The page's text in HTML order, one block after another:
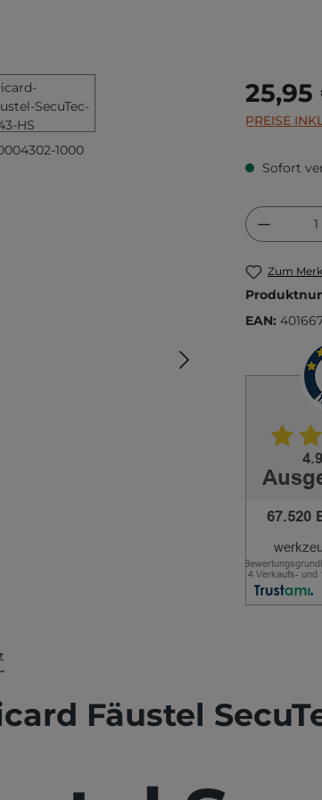
Regulärer
25,95
PREISE
Sofort
Zum
EAN:
Fäustel